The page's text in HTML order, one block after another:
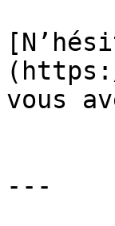
vous
---